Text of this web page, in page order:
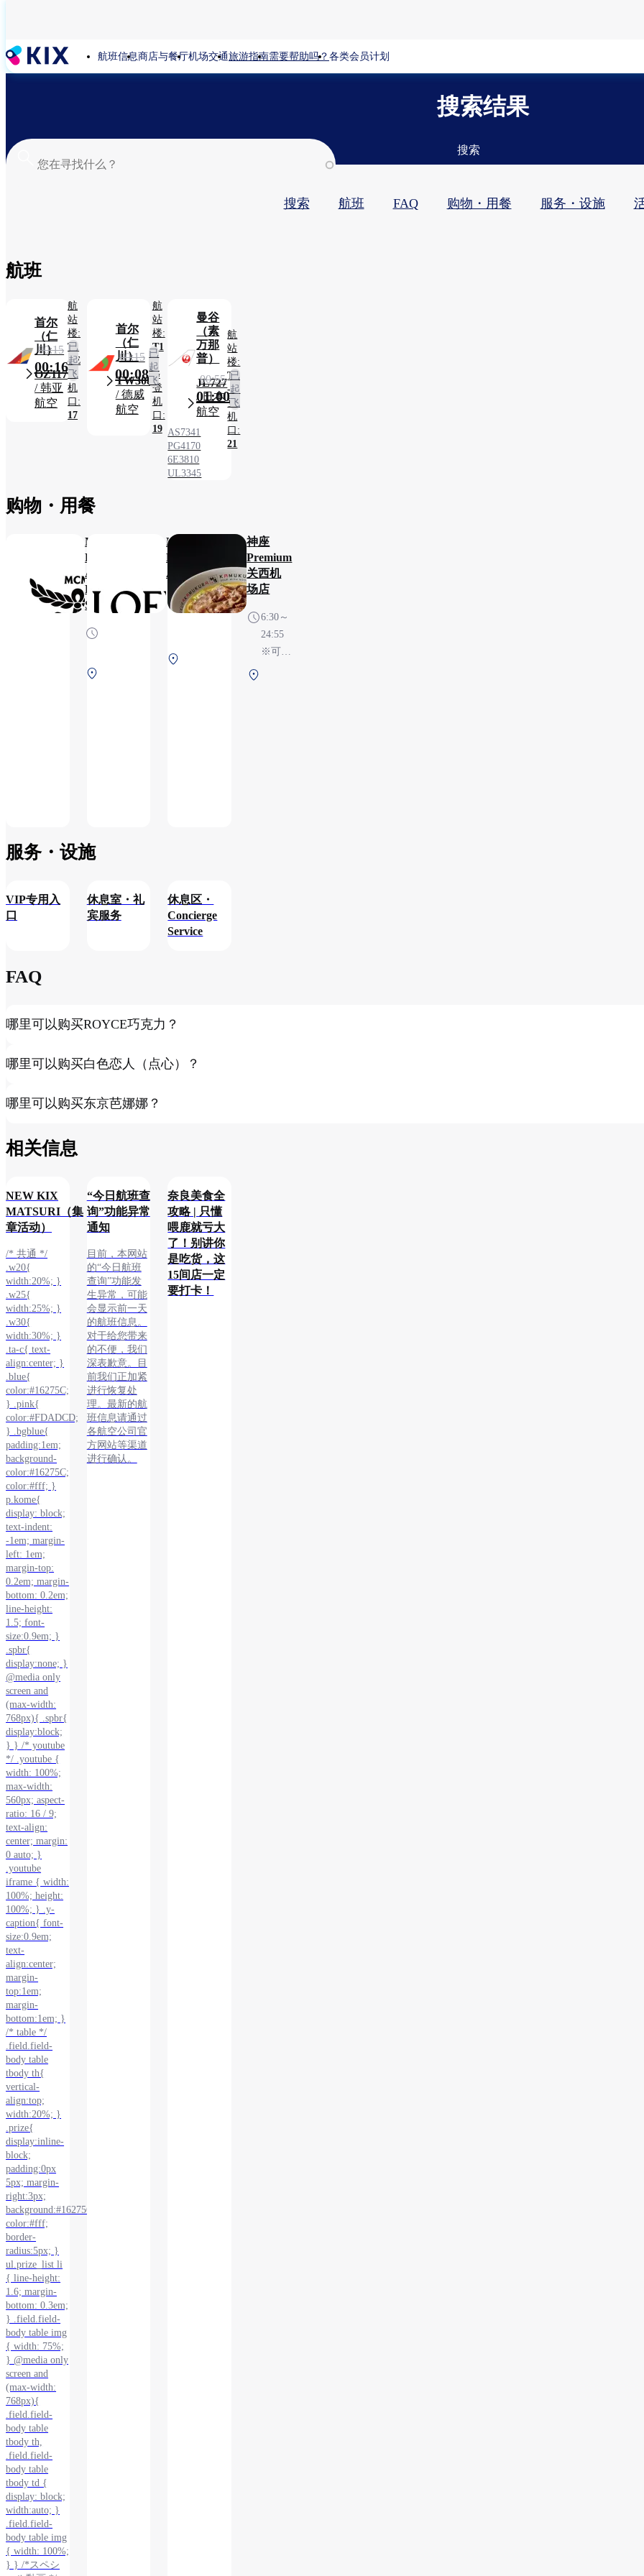
到
主
要
航班信息商店与餐厅机场交通旅游指南需要帮助吗？ 各类会员计划
搜索结果
搜索
搜索 航班 FAQ 购物・用餐​ 服务・设施​
航班
首尔
（仁
川）
OZ117
/ 韩亚
航空
航
站
楼:
T1
- E
登
机
口:
17
00:15
00:16
已
起
飞
首尔
（仁
川）
TW308
/ 德威
航空
航
站
楼:
T1
-
G
登
机
口:
19
00:15
00:08
已
起
飞
曼谷
（素
万那
普）
JL727
/ 日本
航空
AS7341
PG4170
6E3810
UL3345
航
站
楼:
T1
- E
登
机
口:
21
00:55
01:00
已
起
飞
购物・用餐​
MCM
Kansai
Airport
Popup
Store
LOEWE
Kansai
Airport
7:30～
神座
Premium
关西机
场店
6:30～
24:55
※可能
服务・设施​
VIP专用入
口
休息室・礼
宾服务
休息区・
Concierge
Service
FAQ
哪里可以购买ROYCE巧克力？
哪里可以购买白色恋人（点心）？
哪里可以购买东京芭娜娜？
相关信息​
NEW KIX
MATSURI（集
章活动）
/* 共通 */
.w20{
width:20%; }
.w25{
width:25%; }
.w30{
width:30%; }
.ta-c{ text-
align:center; }
.blue{
color:#16275C;
} .pink{
color:#FDADCD;
} .bgblue{
padding:1em;
background-
color:#16275C;
color:#fff; }
p.kome{
display: block;
text-indent:
-1em; margin-
left: 1em;
margin-top:
0.2em; margin-
bottom: 0.2em;
line-height:
1.5; font-
size:0.9em; }
.spbr{
display:none; }
@media only
screen and
(max-width:
768px){ .spbr{
display:block;
} } /* youtube
*/ .youtube {
width: 100%;
max-width:
560px; aspect-
ratio: 16 / 9;
text-align:
center; margin:
0 auto; }
.youtube
iframe { width:
100%; height:
100%; } .y-
caption{ font-
size:0.9em;
text-
align:center;
margin-
top:1em;
margin-
bottom:1em; }
/* table */
.field.field-
body table
tbody th{
vertical-
align:top;
width:20%; }
.prize{
display:inline-
block;
padding:0px
5px; margin-
right:3px;
background:#16275C;
color:#fff;
border-
radius:5px; }
ul.prize_list li
{ line-height:
1.6; margin-
bottom: 0.3em;
} .field.field-
body table img
{ width: 75%;
} @media only
screen and
(max-width:
768px){
.field.field-
body table
tbody th,
.field.field-
body table
tbody td {
display: block;
width:auto; }
.field.field-
body table img
{ width: 100%;
} } /*スペシ
“今日航班查
询”功能异常
通知
目前，本网站
的“今日航班
查询”功能发
生异常，可能
会显示前一天
的航班信息。
对于给您带来
的不便，我们
深表歉意。目
前我们正加紧
进行恢复处
理。最新的航
班信息请通过
各航空公司官
方网站等渠道
进行确认。
奈良美食全
攻略 | 只懂
喂鹿就亏大
了！别讲你
是吃货，这
15间店一定
要打卡！